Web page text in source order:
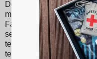
Découvrez les semelles
maintien optimal et un
Fabriquées à partir de
semelles conviennent à
tennis au ski en passant
technologie d'absorption